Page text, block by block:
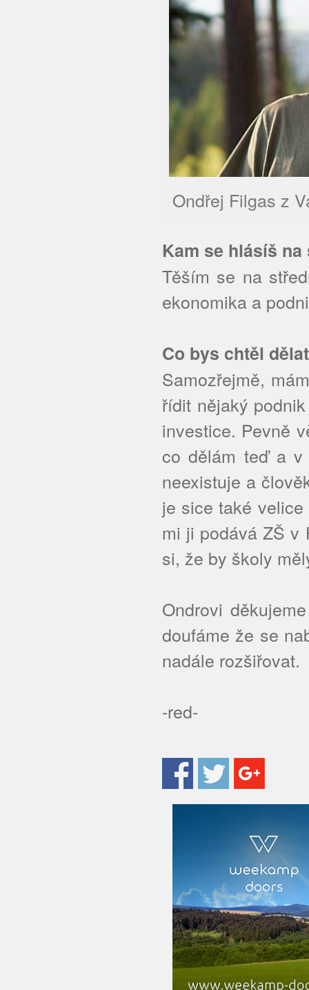
Ondřej Filgas z
Kam se hlásíš
Těším se na
ekonomika a
Co bys chtěl
Samozřejmě,
řídit nějaký
investice. Pevně
co dělám teď a
neexistuje a
je sice také
mi ji podává ZŠ v
si, že by školy
Ondrovi
doufáme že se
nadále rozšiřovat.
-red-